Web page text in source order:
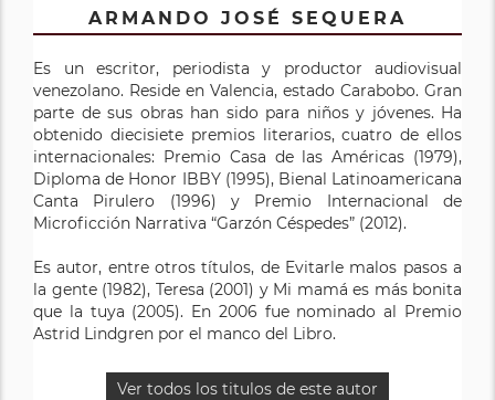
ARMANDO JOSÉ SEQUERA
Es un escritor, periodista y productor audiovisual
venezolano. Reside en Valencia, estado Carabobo. Gran
parte de sus obras han sido para niños y jóvenes. Ha
obtenido diecisiete premios literarios, cuatro de ellos
internacionales: Premio Casa de las Américas (1979),
Diploma de Honor IBBY (1995), Bienal Latinoamericana
Canta Pirulero (1996) y Premio Internacional de
Microficción Narrativa “Garzón Céspedes” (2012).
Es autor, entre otros títulos, de Evitarle malos pasos a
la gente (1982), Teresa (2001) y Mi mamá es más bonita
que la tuya (2005). En 2006 fue nominado al Premio
Astrid Lindgren por el manco del Libro.
Ver todos los titulos de este autor